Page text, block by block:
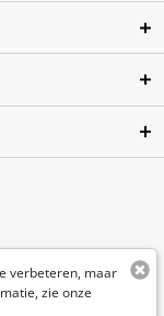
verbeteren, maar
zie onze